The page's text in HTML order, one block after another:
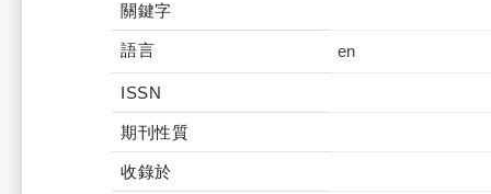
關鍵字
語言 en
ISSN
期刊性質
收錄於